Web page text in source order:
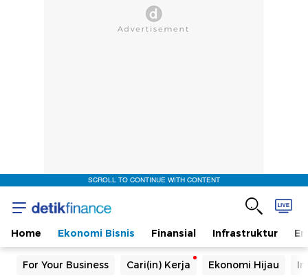
SCROLL TO CONTINUE WITH CONTENT
Home Ekonomi Bisnis Finansial Infrastruktur
For Your Business Cari(in) Kerja Ekonomi Hijau